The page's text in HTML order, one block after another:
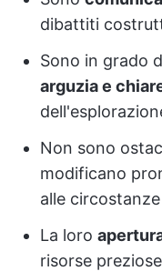
dibattiti
Sono in grado
arguzia e
Non sono
modificano
alle
La loro
risorse